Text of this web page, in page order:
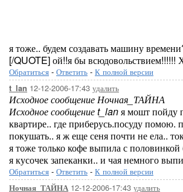
я тоже.. будем создавать машину
[/QUOTE] ой!!я бы
Обратиться - Ответить - К полной версии
t_lan 12-12-2006-17:43 удалить
Исходное сообщение Ночная_ТАЙНА
Исходное сообщение t_lanя мошт пойду
квартире.. где приберусь.посуду помою.
покушать.. я ж еще сеня почти не ела..
я тоже только кофе выпила с половинкой
я кусочек запеканки.. и чая немного
Обратиться - Ответить - К полной версии
Ночная_ТАЙНА 12-12-2006-17:43 удалить